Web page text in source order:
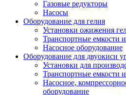
Газовые редукторы
Насосы
Оборудование для гелия
Установки ожижения
Транспортные емкости
Насосное оборудование
Оборудование для двуокиси
Установки для
Транспортные емкости
Насосное,
оборудование